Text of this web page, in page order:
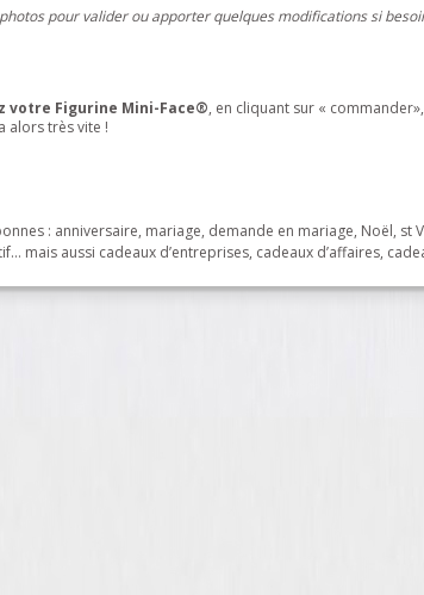
pour valider ou apporter quelques modifications si
votre Figurine Mini-Face®, en cliquant sur «
alors très vite !
: anniversaire, mariage, demande en mariage, Noël,
mais aussi cadeaux d’entreprises, cadeaux d’affaires,